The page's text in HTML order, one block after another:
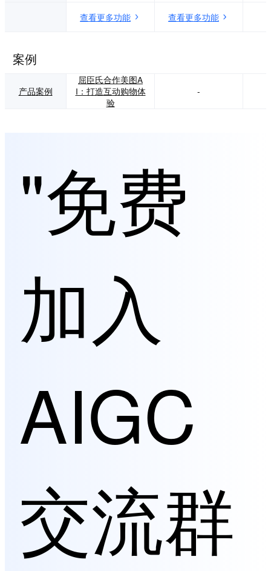
查看更多功能
查看更多功能
案例
产品案例
屈臣氏合作美图A
I：打造互动购物体
验
-
"免费
加入
AIGC
交流群